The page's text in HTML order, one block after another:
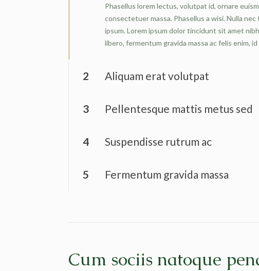
Phasellus lorem lectus, volutpat id, ornare
consectetuer massa. Phasellus a wisi. Nulla
ipsum. Lorem ipsum dolor tincidunt sit amet
libero, fermentum gravida massa ac felis enim,
2 Aliquam erat volutpat
3 Pellentesque mattis metus sed
4 Suspendisse rutrum ac
5 Fermentum gravida massa
Cum sociis natoque